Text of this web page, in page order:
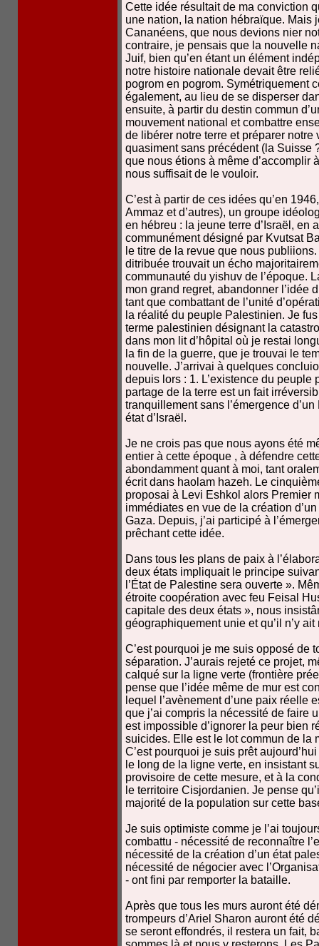
Cette idée résultait de ma conviction
une nation, la nation hébraïque. Mais
Cananéens, que nous devions nier
contraire, je pensais que la nouvelle
Juif, bien qu’en étant un élément
notre histoire nationale devait être
pogrom en pogrom. Symétriquement
également, au lieu de se disperser
ensuite, à partir du destin commun
mouvement national et combattre
de libérer notre terre et préparer
quasiment sans précédent (la Suisse
que nous étions à même d’accomplir
nous suffisait de le vouloir.
C’est à partir de ces idées qu’en
Ammaz et d’autres), un groupe
en hébreu : la jeune terre d’Israël, en
communément désigné par Kvutsat
le titre de la revue que nous
ditribuée trouvait un écho
communauté du yishuv de l’époque.
mon grand regret, abandonner l’idée
tant que combattant de l’unité
la réalité du peuple Palestinien. Je
terme palestinien désignant la
dans mon lit d’hôpital où je restai
la fin de la guerre, que je trouvai le
nouvelle. J’arrivai à quelques
depuis lors : 1. L’existence du
partage de la terre est un fait
tranquillement sans l’émergence
état d’Israël.
Je ne crois pas que nous ayons été
entier à cette époque , à défendre
abondamment quant à moi, tant
écrit dans haolam hazeh. Le
proposai à Levi Eshkol alors Premier
immédiates en vue de la création
Gaza. Depuis, j’ai participé à
prêchant cette idée.
Dans tous les plans de paix à
deux états impliquait le principe
l’État de Palestine sera ouverte ».
étroite coopération avec feu Feisal
capitale des deux états », nous
géographiquement unie et qu’il n’y
C’est pourquoi je me suis opposé de
séparation. J’aurais rejeté ce projet,
calqué sur la ligne verte (frontière
pense que l’idée même de mur est
lequel l’avènement d’une paix réelle
que j’ai compris la nécessité de faire
est impossible d’ignorer la peur bien
suicides. Elle est le lot commun de la
C’est pourquoi je suis prêt
le long de la ligne verte, en insistant
provisoire de cette mesure, et à la
le territoire Cisjordanien. Je pense
majorité de la population sur cette
Je suis optimiste comme je l’ai
combattu - nécessité de reconnaître
nécessité de la création d’un état
nécessité de négocier avec
- ont fini par remporter la bataille.
Après que tous les murs auront été
trompeurs d’Ariel Sharon auront été
se seront effondrés, il restera un fait,